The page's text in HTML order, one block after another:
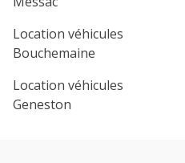
Location véhicules
Bouchemaine
Location véhicules
Geneston